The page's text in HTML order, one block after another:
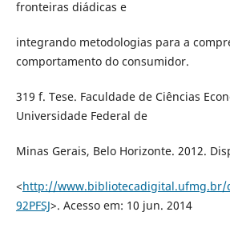
fronteiras diádicas e
integrando metodologias para a
comportamento do consumidor.
319 f. Tese. Faculdade de Ciências
Universidade Federal de
Minas Gerais, Belo Horizonte. 2012.
<http://www.bibliotecadigital.ufmg.br/
92PFSJ>. Acesso em: 10 jun. 2014